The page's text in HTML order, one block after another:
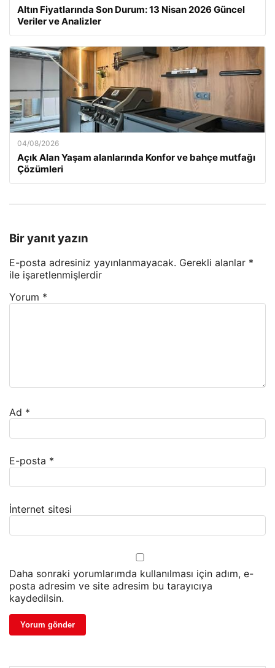
Altın Fiyatlarında Son Durum: 13 Nisan 2026 Güncel
Veriler ve Analizler
04/08/2026
Açık Alan Yaşam alanlarında Konfor ve bahçe mutfağı
Çözümleri
Bir yanıt yazın
E-posta adresiniz yayınlanmayacak. Gerekli alanlar *
ile işaretlenmişlerdir
Yorum *
Ad *
E-posta *
İnternet sitesi
Daha sonraki yorumlarımda kullanılması için adım, e-
posta adresim ve site adresim bu tarayıcıya
kaydedilsin.